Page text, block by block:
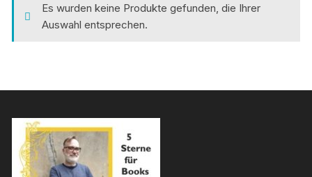
Es wurden keine Produkte gefunden, die Ihrer
Auswahl entsprechen.